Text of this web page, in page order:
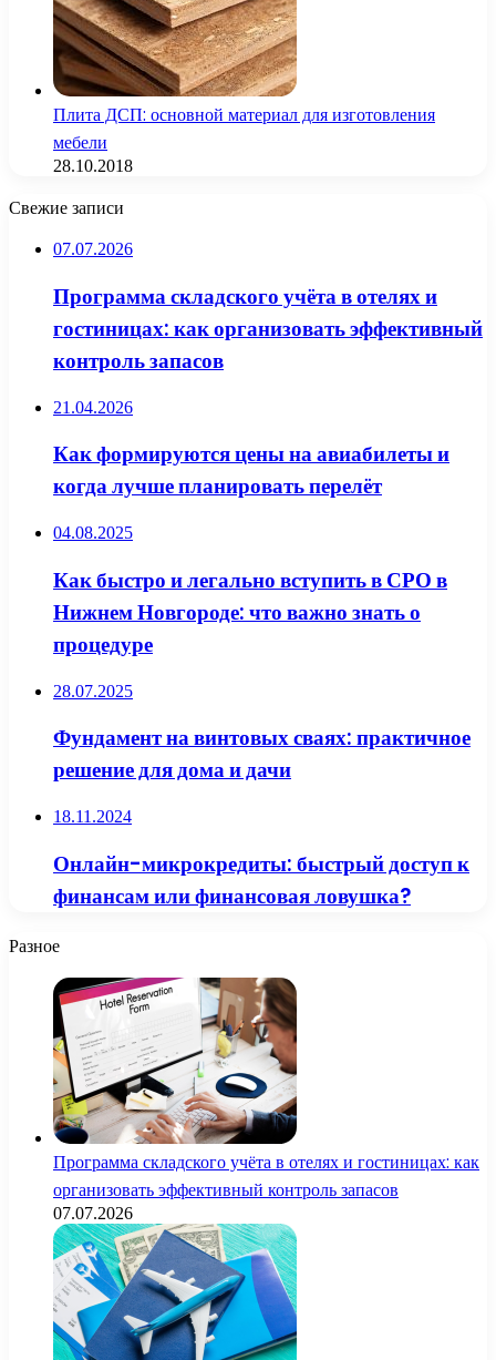
Плита ДСП: основной материал для изготовления
мебели
28.10.2018
Свежие записи
07.07.2026
Программа складского учёта в отелях и
гостиницах: как организовать эффективный
контроль запасов
21.04.2026
Как формируются цены на авиабилеты и
когда лучше планировать перелёт
04.08.2025
Как быстро и легально вступить в СРО в
Нижнем Новгороде: что важно знать о
процедуре
28.07.2025
Фундамент на винтовых сваях: практичное
решение для дома и дачи
18.11.2024
Онлайн-микрокредиты: быстрый доступ к
финансам или финансовая ловушка?
Разное
Программа складского учёта в отелях и гостиницах: как
организовать эффективный контроль запасов
07.07.2026